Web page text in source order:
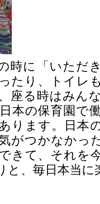
時に「いただ
たり、トイレ
座る時はみん
本の保育園で
ります。日本
がつかなかっ
きて、それを
と、毎日本当に